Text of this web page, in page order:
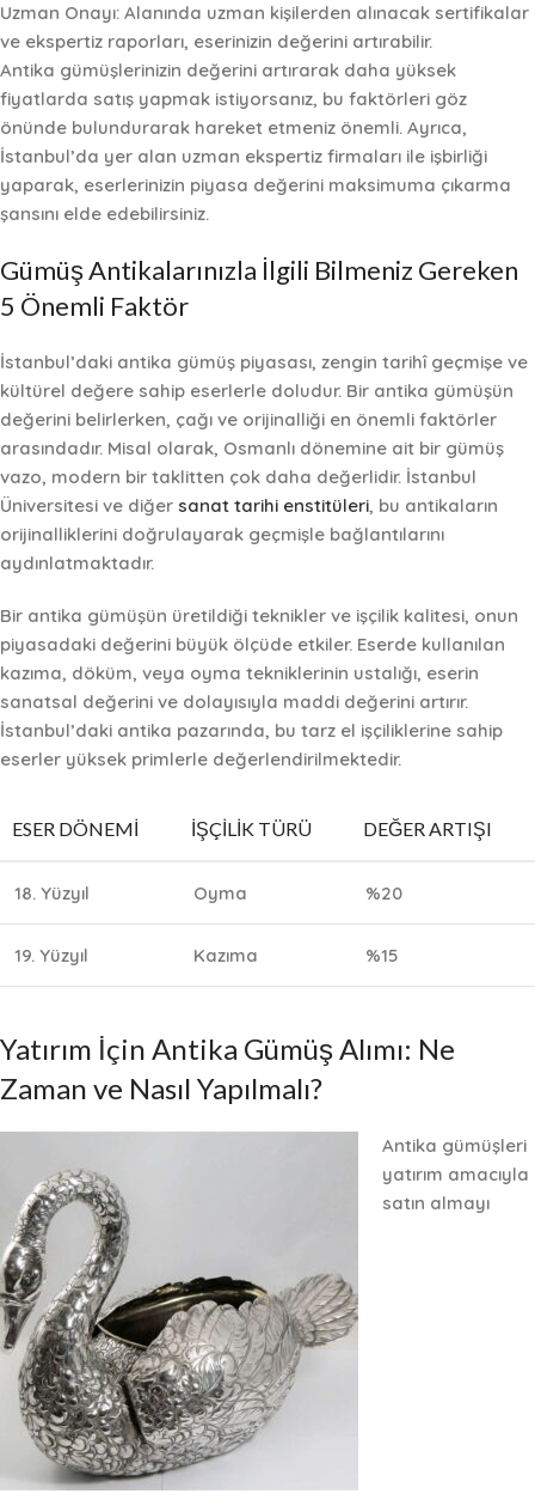
Uzman Onayı: Alanında uzman kişilerden alınacak sertifikalar
ve ekspertiz raporları, eserinizin değerini artırabilir.
Antika gümüşlerinizin değerini artırarak daha yüksek
fiyatlarda satış yapmak istiyorsanız, bu faktörleri göz
önünde bulundurarak hareket etmeniz önemli. Ayrıca,
İstanbul’da yer alan uzman ekspertiz firmaları ile işbirliği
yaparak, eserlerinizin piyasa değerini maksimuma çıkarma
şansını elde edebilirsiniz.
Gümüş Antikalarınızla İlgili Bilmeniz Gereken
5 Önemli Faktör
İstanbul’daki antika gümüş piyasası, zengin tarihî geçmişe ve
kültürel değere sahip eserlerle doludur. Bir antika gümüşün
değerini belirlerken, çağı ve orijinalliği en önemli faktörler
arasındadır. Misal olarak, Osmanlı dönemine ait bir gümüş
vazo, modern bir taklitten çok daha değerlidir. İstanbul
Üniversitesi ve diğer sanat tarihi enstitüleri, bu antikaların
orijinalliklerini doğrulayarak geçmişle bağlantılarını
aydınlatmaktadır.
Bir antika gümüşün üretildiği teknikler ve işçilik kalitesi, onun
piyasadaki değerini büyük ölçüde etkiler. Eserde kullanılan
kazıma, döküm, veya oyma tekniklerinin ustalığı, eserin
sanatsal değerini ve dolayısıyla maddi değerini artırır.
İstanbul’daki antika pazarında, bu tarz el işçiliklerine sahip
eserler yüksek primlerle değerlendirilmektedir.
ESER DÖNEMI İŞÇILIK TÜRÜ DEĞER ARTIŞI
18. Yüzyıl Oyma %20
19. Yüzyıl Kazıma %15
Yatırım İçin Antika Gümüş Alımı: Ne
Zaman ve Nasıl Yapılmalı?
Antika gümüşleri
yatırım amacıyla
satın almayı